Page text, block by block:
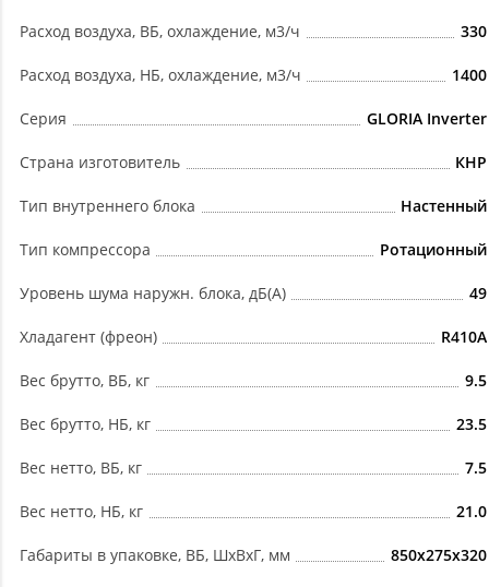
Расход воздуха, ВБ, охлаждение, м3/ч 330
Расход воздуха, НБ, охлаждение, м3/ч 1400
Серия GLORIA Inverter
Страна изготовитель КНР
Тип внутреннего блока Настенный
Тип компрессора Ротационный
Уровень шума наружн. блока, дБ(А) 49
Хладагент (фреон) R410A
Вес брутто, ВБ, кг 9.5
Вес брутто, НБ, кг 23.5
Вес нетто, ВБ, кг 7.5
Вес нетто, НБ, кг 21.0
Габариты в упаковке, ВБ, ШxВxГ, мм 850x275x320